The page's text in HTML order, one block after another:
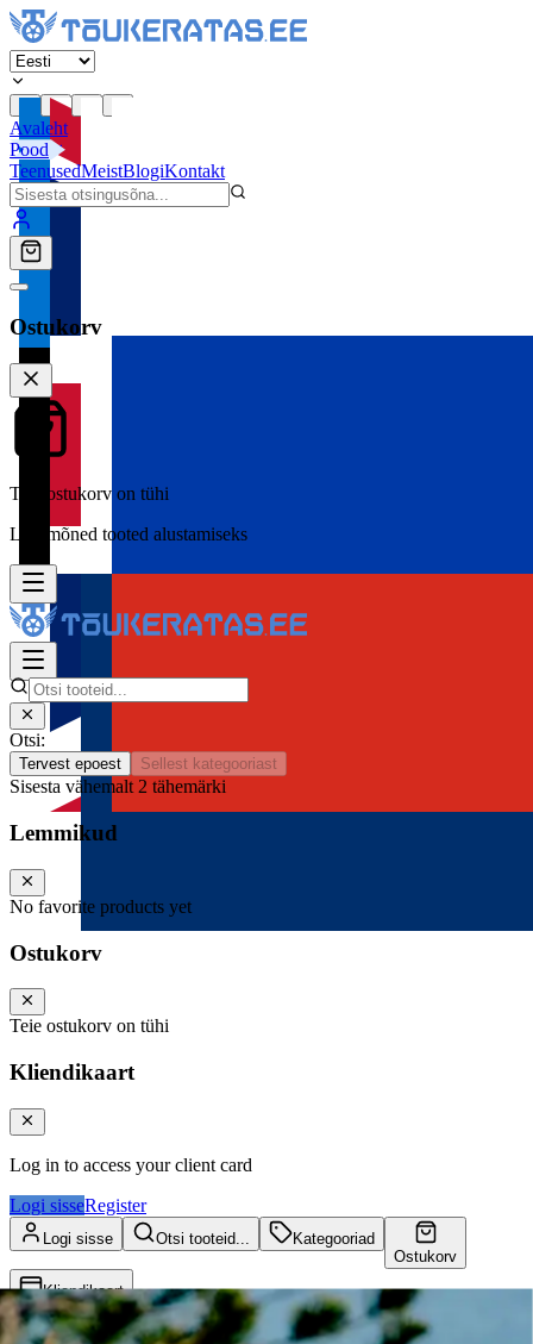
Avaleht
Pood
TeenusedMeistBlogiKontakt
Ostukorv
Teie ostukorv on tühi
Lisa mõned tooted alustamiseks
Otsi:
Tervest epoest Sellest kategooriast
Sisesta vähemalt 2 tähemärki
Lemmikud
No favorite products yet
Ostukorv
Teie ostukorv on tühi
Kliendikaart
Log in to access your client card
Logi sisseRegister
Logi sisse Otsi tooteid...
Kategooriad
Ostukorv
Kliendikaart